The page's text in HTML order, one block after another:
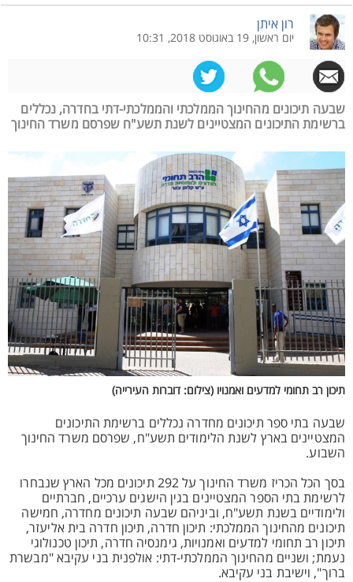
רון איתן
יום ראשון, 19 באוגוסט 2018, 10:31
שבעה תיכונים מהחינוך הממלכתי והממלכתי-דתי בחדרה, נכללים
ברשימת התיכונים המצטיינים לשנת תשע"ח שפרסם משרד החינוך
תיכון רב תחומי למדעים ואמנויו (צילום: דוברות העירייה)
שבעה בתי ספר תיכונים מחדרה נכללים ברשימת התיכונים
המצטיינים בארץ לשנת הלימודים תשע"ח, שפרסם משרד החינוך
השבוע.
בסך הכל הכריז משרד החינוך על 292 תיכונים מכל הארץ שנבחרו
לרשימת בתי הספר המצטיינים בגין הישגים ערכיים, חברתיים
ולימודיים בשנת תשע"ח, וביניהם שבעה תיכונים מחדרה, חמישה
תיכונים מהחינוך הממלכתי: תיכון חדרה, תיכון חדרה בית אליעזר,
תיכון רב תחומי למדעים ואמנויות, גימנסיה חדרה, תיכון טכנולוגי
נעמת; ושניים מהחינוך הממלכתי-דתי: אולפנית בני עקיבא "מבשרת
ברוך", וישיבת בני עקיבא.